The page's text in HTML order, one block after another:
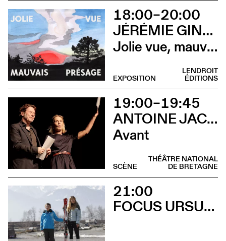
18:00–20:00
JÉRÉMIE GINDRE
Jolie vue, mauvais présage (Vernissage)
LENDROIT
ÉDITIONS
EXPOSITION
19:00–19:45
ANTOINE JACCOUD AVEC MATHIEU AMALRIC ET MARTHE KELLER
Avant
THÉÂTRE NATIONAL
DE BRETAGNE
SCÈNE
21:00
FOCUS URSULA MEIER